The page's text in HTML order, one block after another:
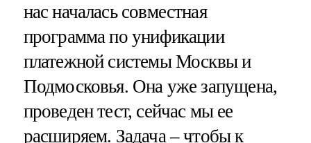
нас началась совместная
программа по унификации
платежной системы Москвы и
Подмосковья. Она уже запущена,
проведен тест, сейчас мы ее
расширяем. Задача – чтобы к